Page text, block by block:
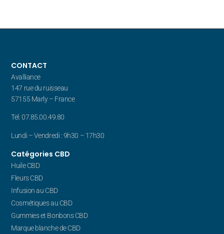
CONTACT
Avalliance
147 rue du ruisseau
57155 Marly – France
Tel: 07.85.00.49.80
Lundi – Vendredi : 9h30 – 17h30
Catégories CBD
Huile CBD
Fleurs CBD
Infusion au CBD
Cosmétiques au CBD
Gummies et Bonbons CBD
Marque blanche de CBD